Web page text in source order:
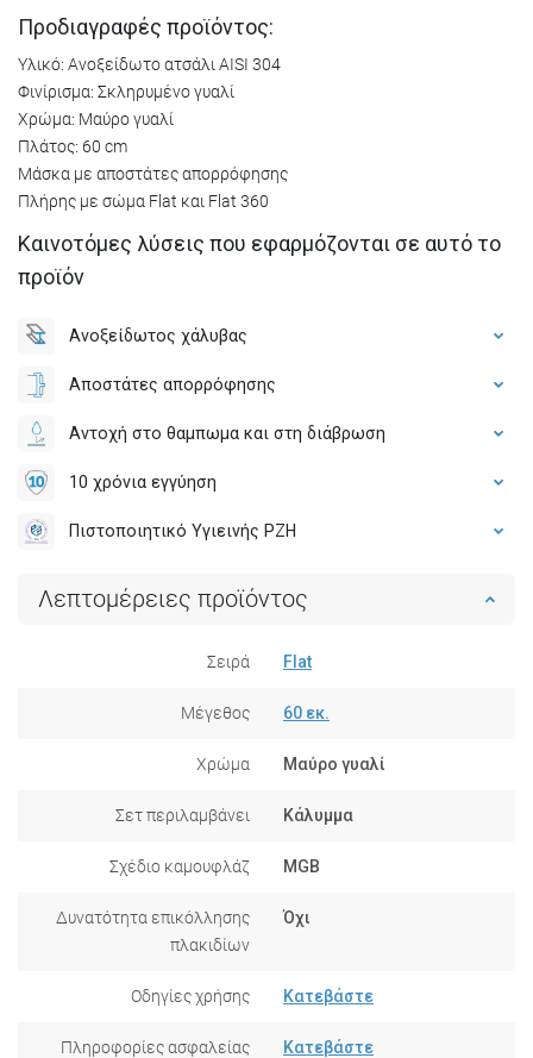
Προδιαγραφές προϊόντος:
Υλικό: Ανοξείδωτο ατσάλι AISI 304
Φινίρισμα: Σκληρυμένο γυαλί
Χρώμα: Μαύρο γυαλί
Πλάτος: 60 cm
Μάσκα με αποστάτες απορρόφησης
Πλήρης με σώμα Flat και Flat 360
Καινοτόμες λύσεις που εφαρμόζονται σε αυτό το
προϊόν
Ανοξείδωτος χάλυβας
Αποστάτες απορρόφησης
Αντοχή στο θαμπωμα και στη διάβρωση
10 χρόνια εγγύηση
Πιστοποιητικό Υγιεινής PZH
Λεπτομέρειες προϊόντος
Σειρά Flat
Μέγεθος 60 εκ.
Χρώμα Μαύρο γυαλί
Σετ περιλαμβάνει Κάλυμμα
Σχέδιο καμουφλάζ MGB
Δυνατότητα επικόλλησης
πλακιδίων
Όχι
Οδηγίες χρήσης Κατεβάστε
Πληροφορίες ασφαλείας Κατεβάστε